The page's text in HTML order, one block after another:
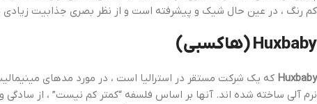
کم رنگ ، در عین حال شیک و پیشرفته است و از نظر بصری جذابیت زیادی
Huxbaby (هاکسبی)
Huxbaby که یک شرکت مستقر در استرالیا است ، در مورد مدهای
نرم آلی ساخته شده اند. آنها بر اساس فلسفه “کمتر کم نیست” ، از